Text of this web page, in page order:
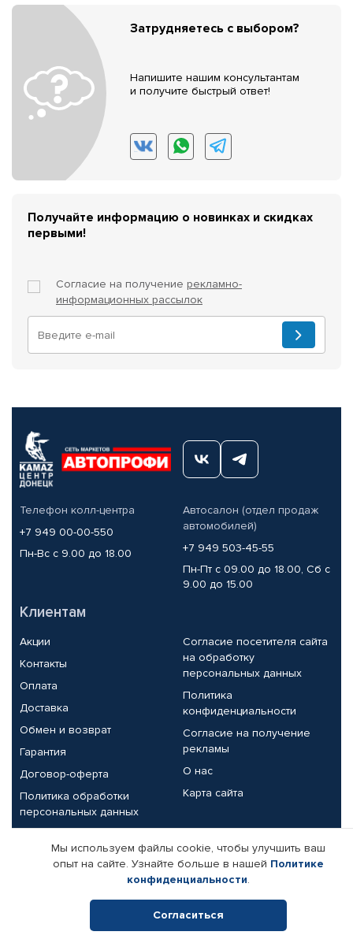
Затрудняетесь с выбором?
Напишите нашим консультантам
и получите быстрый ответ!
Получайте информацию о новинках и скидках
первыми!
Согласие на получение рекламно-
информационных рассылок
Телефон колл-центра
+7 949 00-00-550
Пн-Вс с 9.00 до 18.00
Автосалон (отдел продаж
автомобилей)
+7 949 503-45-55
Пн-Пт с 09.00 до 18.00, Сб с
9.00 до 15.00
Клиентам
Акции
Контакты
Оплата
Доставка
Обмен и возврат
Гарантия
Договор-оферта
Политика обработки
персональных данных
Согласие посетителя сайта
на обработку
персональных данных
Политика
конфиденциальности
Согласие на получение
рекламы
О нас
Карта сайта
Партнерам
Корпоративным клиентам
Поставщикам
Реквизиты компании
Мы используем файлы cookie, чтобы улучшить ваш
опыт на сайте. Узнайте больше в нашей Политике
конфиденциальности.
Согласиться